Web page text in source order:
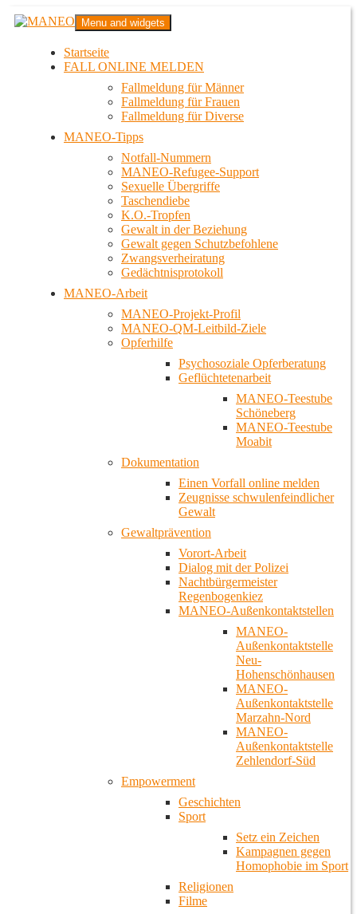
Zum
InhaltMANEO
Das schwule Anti-Gewalt-Projekt in Berlin
Menu and widgets
Startseite
FALL ONLINE MELDEN
Fallmeldung für Männer
Fallmeldung für Frauen
Fallmeldung für Diverse
MANEO-Tipps
Notfall-Nummern
MANEO-Refugee-Support
Sexuelle Übergriffe
Taschendiebe
K.O.-Tropfen
Gewalt in der Beziehung
Gewalt gegen Schutzbefohlene
Zwangsverheiratung
Gedächtnisprotokoll
MANEO-Arbeit
MANEO-Projekt-Profil
MANEO-QM-Leitbild-Ziele
Opferhilfe
Psychosoziale Opferberatung
Geflüchtetenarbeit
MANEO-Teestube
Schöneberg
MANEO-Teestube
Moabit
Dokumentation
Einen Vorfall online melden
Zeugnisse schwulenfeindlicher
Gewalt
Gewaltprävention
Vorort-Arbeit
Dialog mit der Polizei
Nachtbürgermeister
Regenbogenkiez
MANEO-Außenkontaktstellen
MANEO-
Außenkontaktstelle
Neu-
Hohenschönhausen
MANEO-
Außenkontaktstelle
Marzahn-Nord
MANEO-
Außenkontaktstelle
Zehlendorf-Süd
Empowerment
Geschichten
Sport
Setz ein Zeichen
Kampagnen gegen
Homophobie im Sport
Religionen
Filme